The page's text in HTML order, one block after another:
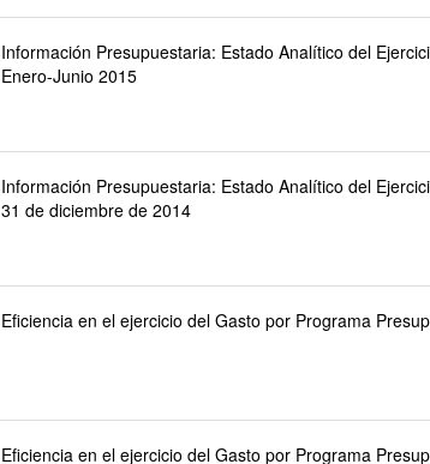
Información Presupuestaria: Estado Analítico del
Enero-Junio 2015
Información Presupuestaria: Estado Analítico del
31 de diciembre de 2014
Eficiencia en el ejercicio del Gasto por Programa
Eficiencia en el ejercicio del Gasto por Programa